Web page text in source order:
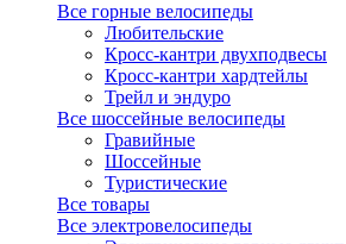
Все горные велосипеды
Любительские
Кросс-кантри двухподвесы
Кросс-кантри хардтейлы
Трейл и эндуро
Все шоссейные велосипеды
Гравийные
Шоссейные
Туристические
Все товары
Все электровелосипеды